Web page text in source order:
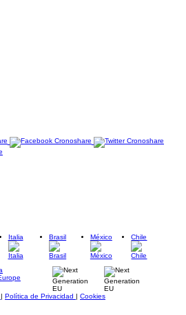
Italia Brasil México Chile
| Política de Privacidad | Cookies